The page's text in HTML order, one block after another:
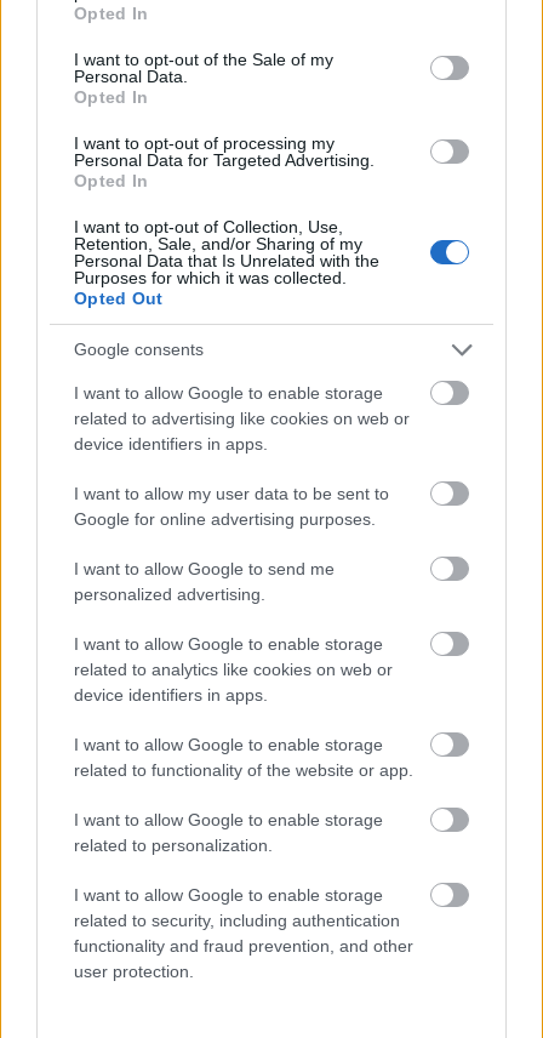
use your data for below specified purposes in below Google
consent section.
Opted In
I want to opt-out of the Sale of my
Personal Data.
Opted In
I want to opt-out of processing my
Personal Data for Targeted Advertising.
Opted In
I want to opt-out of Collection, Use,
Retention, Sale, and/or Sharing of my
Personal Data that Is Unrelated with the
Purposes for which it was collected.
Opted Out
Google consents
I want to allow Google to enable storage
related to advertising like cookies on web or
device identifiers in apps.
I want to allow my user data to be sent to
Google for online advertising purposes.
I want to allow Google to send me
personalized advertising.
I want to allow Google to enable storage
related to analytics like cookies on web or
device identifiers in apps.
I want to allow Google to enable storage
related to functionality of the website or app.
I want to allow Google to enable storage
related to personalization.
I want to allow Google to enable storage
related to security, including authentication
functionality and fraud prevention, and other
user protection.
megjelent anyag technikailag nem tökéletes,
de kordokumentum - mondta.
Hegedűs László, aki sztárok sokaságát hozta
éveken át Budapestre, 1969-ben a New
Musical Expressből értesült Woodstockról
pár nappal később. Az Ifjúsági Magazinba írt
egy összefoglalót, amit szerkesztői durván
meghúztak. A lemezt az amerikai követség
könyvtárában hallotta, ott látta a filmet is.
1973-ben megvette első saját jugoszláv
lehetett kapni - jegyezte meg.
Számára Jimi Hendrix és a Who együttes volt
a legátütőbb első hallásra, s kiemelte Joe
Cockert, Janis Joplint, Crosbyékat, valamint a
Blood Sweat and Tearst. Hegedűs szerint a
fesztiválon vált a rock életformává, értékeivel
és veszélyeivel együtt kitörölhetetlen
nyomokat hagyott azokban is, akik távolról
változtatott volna a távolmaradtak jelenléte -
a Beatles talán keményebbé vált volna és
megértette volna, hogy koncertezni kell. A
Rolling Stones kapcsolatba került volna új
áramlatokkal, Bob Dylan egy évtizeddel
korábban túllépett volna a beat-generáció
(Kerouac, Ginsberg stb.) korszakán, s jó hippi
lett volna belőle - vélekedett.
Ajánlott olvasmány
Bródy: A rasszizmus nem menő